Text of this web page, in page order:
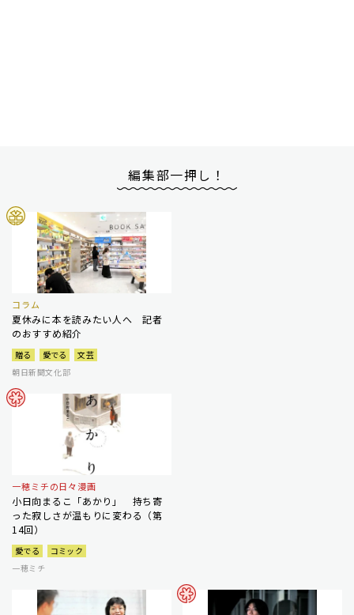
編集部一押し！
コラム
夏休みに本を読みたい人へ 記者
のおすすめ紹介
贈る 愛でる
文芸
朝日新聞文化部
一穂ミチの日々漫画
小日向まるこ「あかり」 持ち寄
った寂しさが温もりに変わる（第
14回）
愛でる
コミック
一穂ミチ